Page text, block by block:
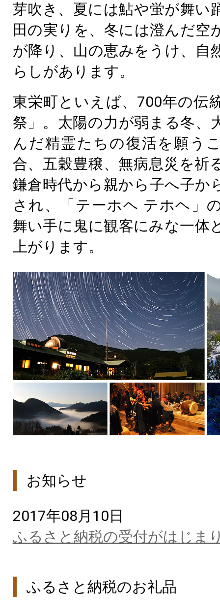
芽吹き、夏には鮎や蛍が舞い
田の実りを、冬には澄んだ空
が降り、山の恵みをうけ、自
らしがあります。
東栄町といえば、700年の伝
祭」。太陽の力が弱まる冬、
んだ精霊たちの復活を願う
合、五穀豊穣、無病息災を祈
鎌倉時代から親から子へ子か
され、「テーホヘ テホヘ」
舞い手に鬼に観客にみな一体
上がります。
お知らせ
2017年08月10日
ふるさと納税の受付がはじま
ふるさと納税のお礼品